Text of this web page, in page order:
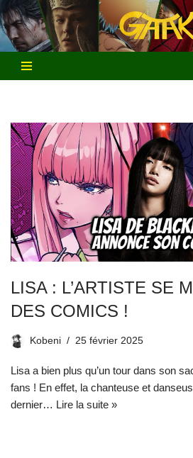
Aller
au
contenu
LISA : L’ARTISTE SE
DES COMICS !
Kobeni 25 février 2025
Lisa a bien plus qu’un tour dans son
fans ! En effet, la chanteuse et
dernier… Lire la suite »